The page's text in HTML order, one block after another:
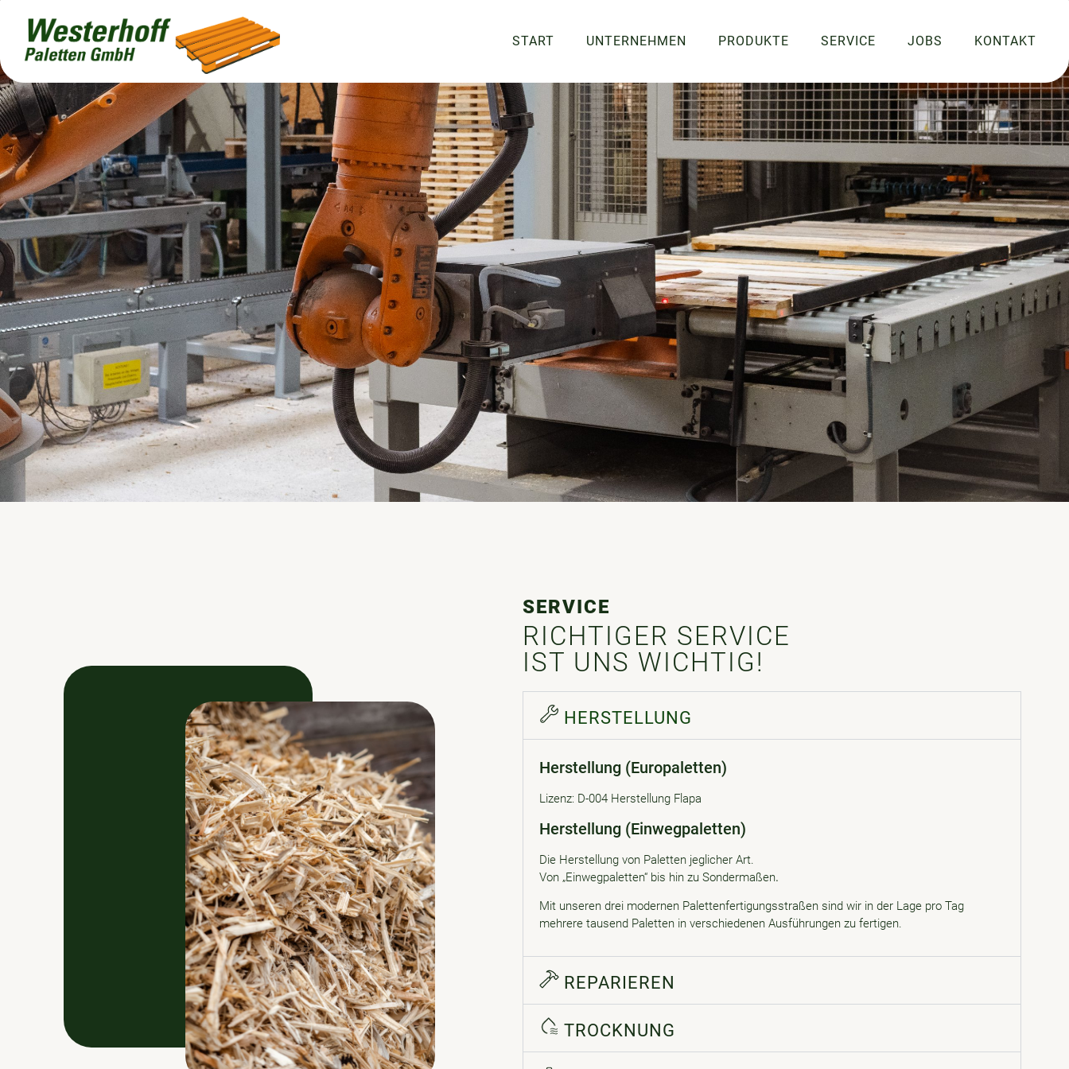
START UNTERNEHMEN PRODUKTE SERVICE JOBS KONTAKT
SERVICE
RICHTIGER SERVICE
IST UNS WICHTIG!
HERSTELLUNG
Herstellung (Europaletten)
Lizenz: D-004 Herstellung Flapa
Herstellung (Einwegpaletten)
Die Herstellung von Paletten jeglicher Art.
Von „Einwegpaletten“ bis hin zu Sondermaßen.
Mit unseren drei modernen Palettenfertigungsstraßen sind wir in der Lage pro Tag
mehrere tausend Paletten in verschiedenen Ausführungen zu fertigen.
REPARIEREN
TROCKNUNG